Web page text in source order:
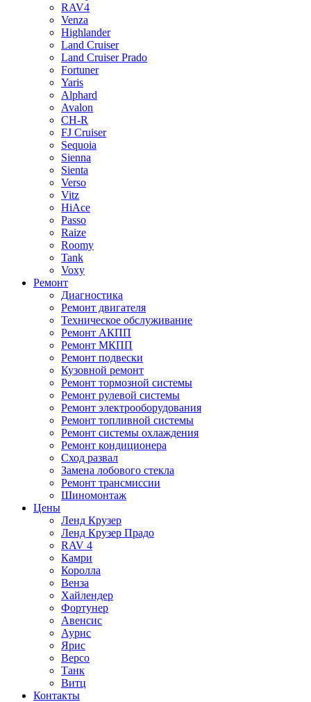
RAV4
Venza
Highlander
Land Cruiser
Land Cruiser Prado
Fortuner
Yaris
Alphard
Avalon
CH-R
FJ Cruiser
Sequoia
Sienna
Sienta
Verso
Vitz
HiAce
Passo
Raize
Roomy
Tank
Voxy
Ремонт
Диагностика
Ремонт двигателя
Техническое обслуживание
Ремонт АКПП
Ремонт МКПП
Ремонт подвески
Кузовной ремонт
Ремонт тормозной системы
Ремонт рулевой системы
Ремонт электрооборудования
Ремонт топливной системы
Ремонт системы охлаждения
Ремонт кондиционера
Сход развал
Замена лобового стекла
Ремонт трансмиссии
Шиномонтаж
Цены
Ленд Крузер
Ленд Крузер Прадо
RAV 4
Камри
Королла
Венза
Хайлендер
Фортунер
Авенсис
Аурис
Ярис
Версо
Танк
Витц
Контакты